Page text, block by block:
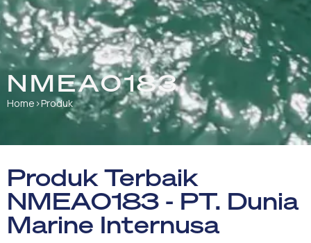
NMEA0183
Home ›Produk
Produk Terbaik
NMEA0183 - PT. Dunia
Marine Internusa